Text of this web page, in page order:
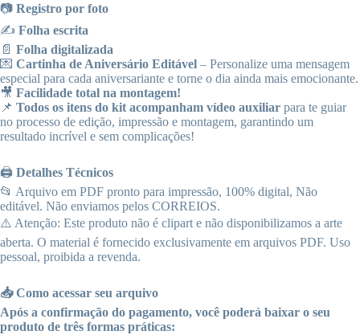
📷 Registro por foto
✍ Folha escrita
📄 Folha digitalizada
💌 Cartinha de Aniversário Editável – Personalize uma mensagem
especial para cada aniversariante e torne o dia ainda mais emocionante.
🎥 Facilidade total na montagem!
📌 Todos os itens do kit acompanham vídeo auxiliar para te guiar
no processo de edição, impressão e montagem, garantindo um
resultado incrível e sem complicações!
🖨️ Detalhes Técnicos
📂 Arquivo em PDF pronto para impressão, 100% digital, Não
editável. Não enviamos pelos CORREIOS.
⚠️ Atenção: Este produto não é clipart e não disponibilizamos a arte
aberta. O material é fornecido exclusivamente em arquivos PDF. Uso
pessoal, proibida a revenda.
📥 Como acessar seu arquivo
Após a confirmação do pagamento, você poderá baixar o seu
produto de três formas práticas: